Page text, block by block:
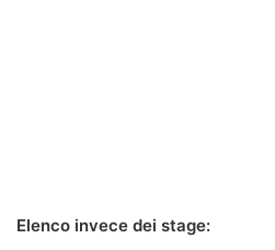
Elenco invece dei stage: